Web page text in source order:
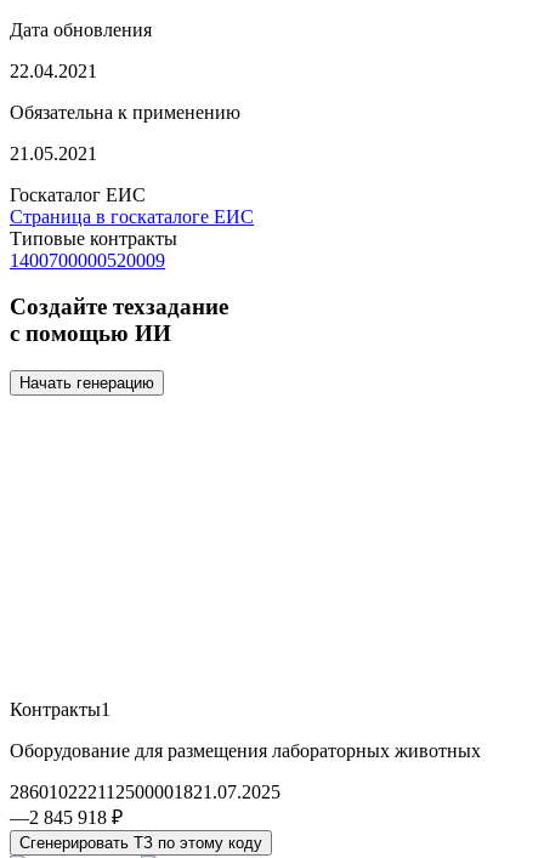
Дата обновления
22.04.2021
Обязательна к применению
21.05.2021
Госкаталог ЕИС
Страница в госкаталоге ЕИС
Типовые контракты
1400700000520009
Создайте техзадание
с помощью ИИ
Начать генерацию
Контракты1
Оборудование для размещения лабораторных животных
286010222112500001821.07.2025
—2 845 918 ₽
Сгенерировать ТЗ по этому коду